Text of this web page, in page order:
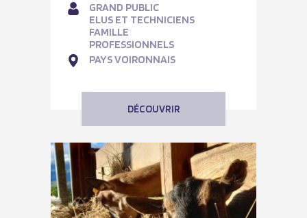
GRAND PUBLIC
ELUS ET TECHNICIENS
FAMILLE
PROFESSIONNELS
PAYS VOIRONNAIS
DÉCOUVRIR